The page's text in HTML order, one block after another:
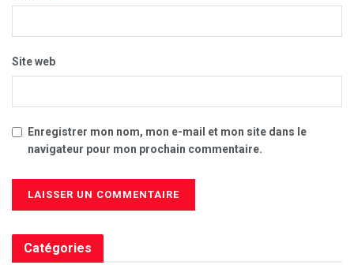
Site web
Enregistrer mon nom, mon e-mail et mon site dans le
navigateur pour mon prochain commentaire.
Catégories